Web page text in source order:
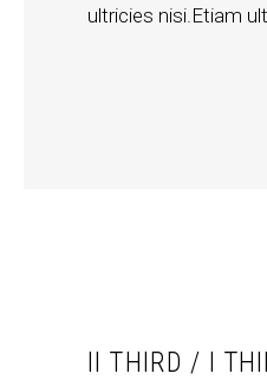
ultricies nisi.Etiam
II THIRD / I